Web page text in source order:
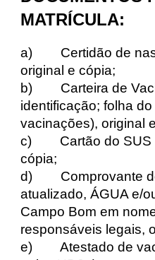
MATRÍCULA:
a) Certidão de
original e cópia;
b) Carteira de
identificação; folha
vacinações), original
c) Cartão do SUS
cópia;
d) Comprovante
atualizado, ÁGUA e/
Campo Bom em
responsáveis legais,
e) Atestado de